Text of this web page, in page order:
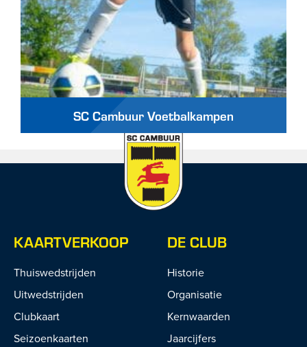
SC Cambuur Voetbalkampen
KAARTVERKOOP
Thuiswedstrijden
Uitwedstrijden
Clubkaart
Seizoenkaarten
DE CLUB
Historie
Organisatie
Kernwaarden
Jaarcijfers